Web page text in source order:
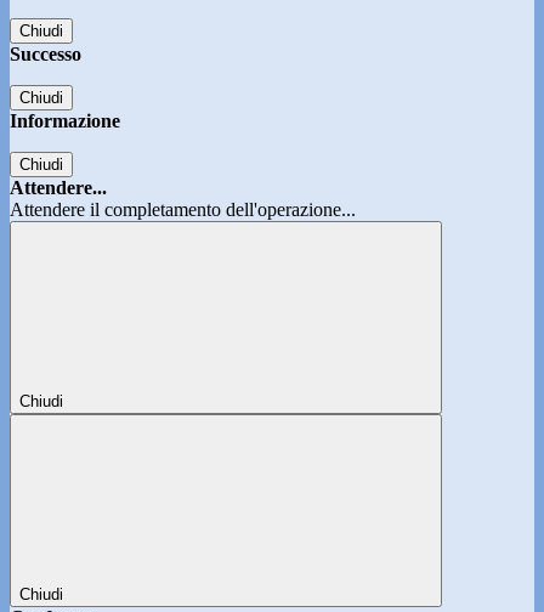
Chiudi
Successo
Chiudi
Informazione
Chiudi
Attendere...
Attendere il completamento dell'operazione...
Chiudi
Chiudi